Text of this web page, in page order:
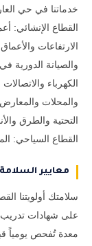
خدماتنا في حي
القطاع الإنشائي:
الارتفاعات
والصيانة الدورية
الكهرباء
والمحلات والمعارض
التحتية والطرق
القطاع السياحي:
معايير
سلامتك أولويتنا